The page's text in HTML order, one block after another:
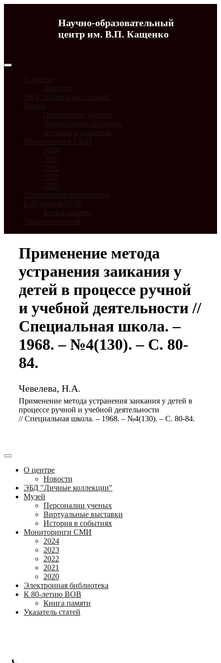
Научно-образовательный
центр им. В.П. Кащенко
О центре
Новости
ЭБД "Личные коллекции"
Музей
Персоналии ученых
Виртуальные выставки
История в событиях
Мониторинги СМИ
2024
2023
2022
2021
2020
Электронная библиотека
К 80-летию ВОВ
Книга памяти
Указатель статей
Применение метода
устранения заикания у
детей в процессе ручной
и учебной деятельности //
Специальная школа. –
1968. – №4(130). – С. 80-
84.
Чевелева, Н.А.
Применение метода устранения заикания у детей в
процессе ручной и учебной деятельности
// Специальная школа. – 1968. – №4(130). – С. 80-84.
О центре
Новости
ЭБД "Личные коллекции"
Музей
Персоналии ученых
Виртуальные выставки
История в событиях
Мониторинги СМИ
2024
2023
2022
2021
2020
Электронная библиотека
К 80-летию ВОВ
Книга памяти
Указатель статей